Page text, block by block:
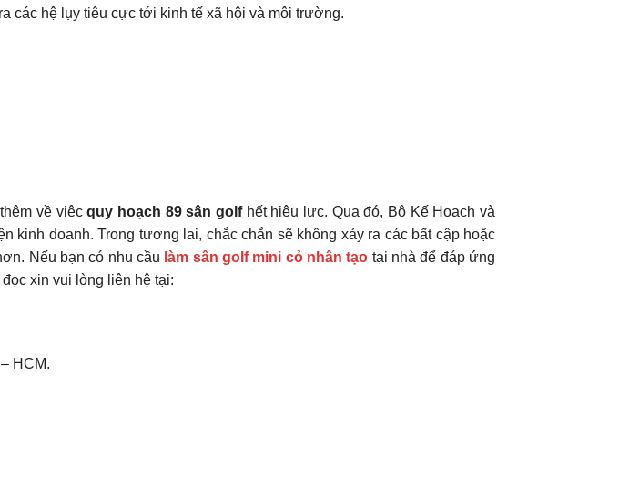
các hệ lụy tiêu cực tới kinh tế xã hội và môi trường.
về việcquy hoạch 89 sân golfhết hiệu lực. Qua đó, Bộ Kế Hoạch và
doanh. Trong tương lai, chắc chắn sẽ không xảy ra các bất cập hoặc
Nếu bạn có nhu cầu làm sân golf mini cỏ nhân tạo tại nhà để đáp ứng
xin vui lòng liên hệ tại:
HCM.